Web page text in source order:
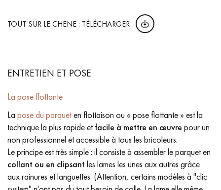
TOUT SUR LE CHENE : TÉLÉCHARGER
ENTRETIEN ET POSE
La pose flottante
La pose du parqueten flottaison ou « pose flottante » est la
technique la plus rapide et facile à mettre en œuvre pour un
non professionnel et accessible à tous les bricoleurs.
Le principe est très simple : il consiste à assembler le parquet en
collant ou en clipsant les lames les unes aux autres grâce
aux rainures et languettes. (Attention, certains modèles à "clic